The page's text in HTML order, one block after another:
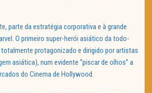
parte da estratégia corporativa e à grande
O primeiro super-herói asiático da todo-
protagonizado e dirigido por artistas
asiática), num evidente “piscar de olhos” a
do Cinema de Hollywood.